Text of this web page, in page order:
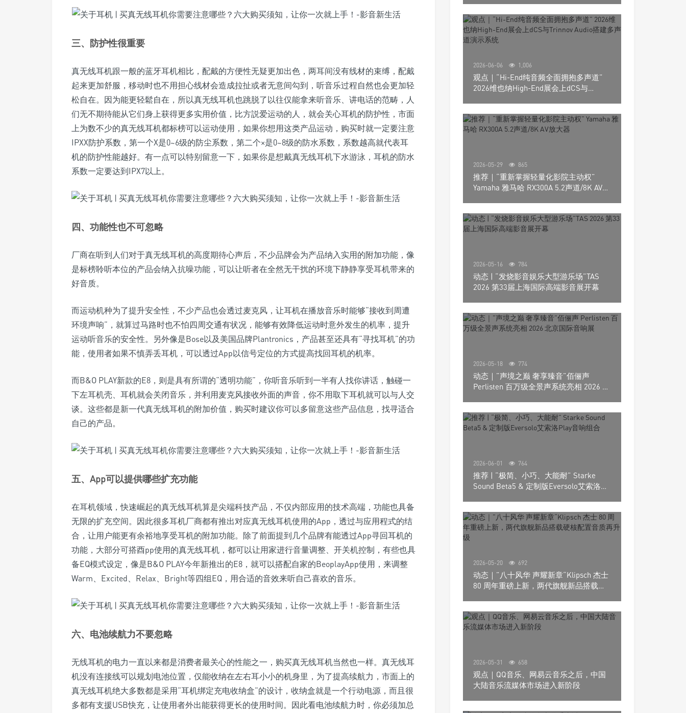
三、防护性很重要
真无线耳机跟一般的蓝牙耳机相比，配戴的方便性无疑更加出色，两耳间没有线材的束缚，配戴
起来更加舒服，移动时也不用担心线材会造成拉扯或者无意间勾到，听音乐过程自然也会更加轻
松自在。因为能更轻鬆自在，所以真无线耳机也跳脱了以往仅能拿来听音乐、讲电话的范畴，人
们无不期待能从它们身上获得更多实用价值，比方説爱运动的人，就会关心耳机的防护性，市面
上为数不少的真无线耳机都标榜可以运动使用，如果你想用这类产品运动，购买时就一定要注意
IPXX防护系数，第一个X是0~6级的防尘系数，第二个×是0~8级的防水系数，系数越高就代表耳
机的防护性能越好。有一点可以特别留意一下，如果你是想戴真无线耳机下水游泳，耳机的防水
系数一定要达到IPX7以上。
四、功能性也不可忽略
厂商在听到人们对于真无线耳机的高度期待心声后，不少品牌会为产品纳入实用的附加功能，像
是标榜聆听本位的产品会纳入抗噪功能，可以让听者在全然无干扰的环境下静静享受耳机带来的
好音质。
而运动机种为了提升安全性，不少产品也会透过麦克风，让耳机在播放音乐时能够“接收到周遭
环境声响”，就算过马路时也不怕四周交通有状况，能够有效降低运动时意外发生的机率，提升
运动听音乐的安全性。另外像是Bose以及美国品牌Plantronics，产品甚至还具有“寻找耳机”的功
能，使用者如果不慎弄丢耳机，可以透过App以信号定位的方式提高找回耳机的机率。
而B&O PLAY新款的E8，则是具有所谓的“透明功能”，你听音乐听到一半有人找你讲话，触碰一
下左耳机壳、耳机就会关闭音乐，并利用麦克风接收外面的声音，你不用取下耳机就可以与人交
谈。这些都是新一代真无线耳机的附加价值，购买时建议你可以多留意这些产品信息，找寻适合
自己的产品。
五、App可以提供哪些扩充功能
在耳机领域，快速崛起的真无线耳机算是尖端科技产品，不仅内部应用的技术高端，功能也具备
无限的扩充空间。因此很多耳机厂商都有推出对应真无线耳机使用的App，透过与应用程式的结
合，让用户能更有余裕地享受耳机的附加功能。除了前面提到几个品牌有能透过App寻回耳机的
功能，大部分可搭酉pp使用的真无线耳机，都可以让用家进行音量调整、开关机控制，有些也具
备EQ模式设定，像是B&O PLAY今年新推出的E8，就可以搭配自家的BeoplayApp使用，来调整
Warm、Excited、Relax、Bright等四组EQ，用合适的音效来听自己喜欢的音乐。
六、电池续航力不要忽略
无线耳机的电力一直以来都是消费者最关心的性能之一，购买真无线耳机当然也一样。真无线耳
机没有连接线可以规划电池位置，仅能收纳在左右耳小小的机身里，为了提高续航力，市面上的
真无线耳机绝大多数都是采用“耳机绑定充电收纳盒”的设计，收纳盒就是一个行动电源，而且很
多都有支援USB快充，让使用者外出能获得更长的使用时间。因此看电池续航力时，你必须加总
2026-06-06 1,006
观点｜“Hi-End纯音频全面拥抱多声道”
2026维也纳High-End展会上dCS与
2026-05-29 865
推荐｜“重新掌握轻量化影院主动权”
Yamaha 雅马哈 RX300A 5.2声道/8K AV放
2026-05-16 784
动态 | “发烧影音娱乐大型游乐场”TAS
2026 第33届上海国际高端影音展开幕
2026-05-18 774
动态｜”声境之巅 奢享臻音”佰俪声
Perlisten 百万级全景声系统亮相 2026 北
2026-06-01 764
推荐 | “极简、小巧、大能耐” Starke
Sound Beta5 & 定制版Eversolo艾索洛
2026-05-20 692
动态｜”八十风华 声耀新章“Klipsch 杰士
80 周年重磅上新，两代旗舰新品搭载硬
2026-05-31 658
观点｜QQ音乐、网易云音乐之后，中国
大陆音乐流媒体市场进入新阶段